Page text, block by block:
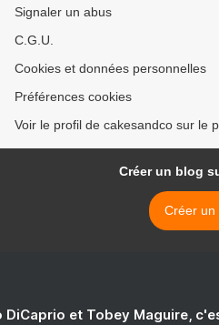
Signaler un abus
C.G.U.
Cookies et données personnelles
Préférences cookies
Voir le profil de cakesandco sur le
Créer un blog
Créer un
DiCaprio et Tobey Maguire,